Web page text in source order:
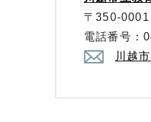
〒350-
電話番号：
川越